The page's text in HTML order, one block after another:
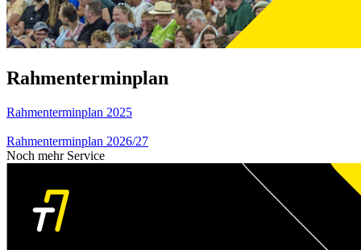
Rahmenterminplan
Rahmenterminplan 2025
Rahmenterminplan 2026/27
Noch mehr Service